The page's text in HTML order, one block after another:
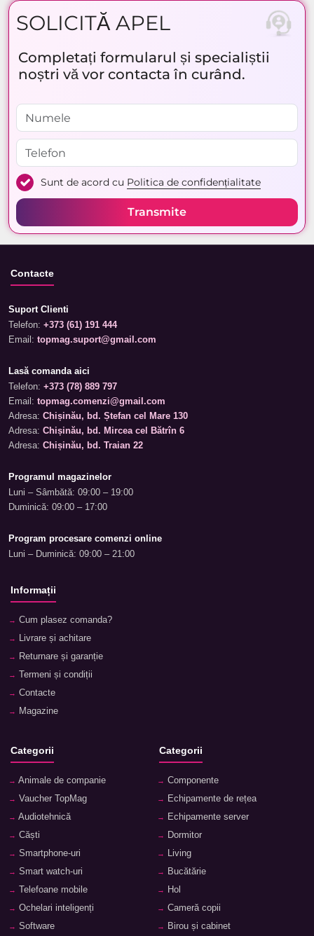
SOLICITĂ APEL
Completați formularul și specialiștii
noștri vă vor contacta în curând.
Sunt de acord cu Politica de confidențialitate
Transmite
Contacte
Suport Clienti
Telefon: +373 (61) 191 444
Email: topmag.suport@gmail.com
Lasă comanda aici
Telefon: +373 (78) 889 797
Email: topmag.comenzi@gmail.com
Adresa: Chișinău, bd. Ștefan cel Mare 130
Adresa: Chișinău, bd. Mircea cel Bătrîn 6
Adresa: Chișinău, bd. Traian 22
Programul magazinelor
Luni – Sâmbătă: 09:00 – 19:00
Duminică: 09:00 – 17:00
Program procesare comenzi online
Luni – Duminică: 09:00 – 21:00
Informații
Cum plasez comanda?
Livrare și achitare
Returnare și garanție
Termeni și condiții
Contacte
Magazine
Categorii
Animale de companie
Vaucher TopMag
Audiotehnică
Căști
Smartphone-uri
Smart watch-uri
Telefoane mobile
Ochelari inteligenți
Software
Categorii
Componente
Echipamente de rețea
Echipamente server
Dormitor
Living
Bucătărie
Hol
Cameră copii
Birou și cabinet